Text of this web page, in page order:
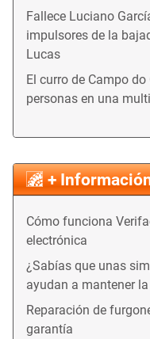
Fallece Luciano
impulsores de la
Lucas
El curro de Campo
personas en una
+
Cómo funciona
electrónica
¿Sabías que unas
ayudan a mantener
Reparación de
garantía